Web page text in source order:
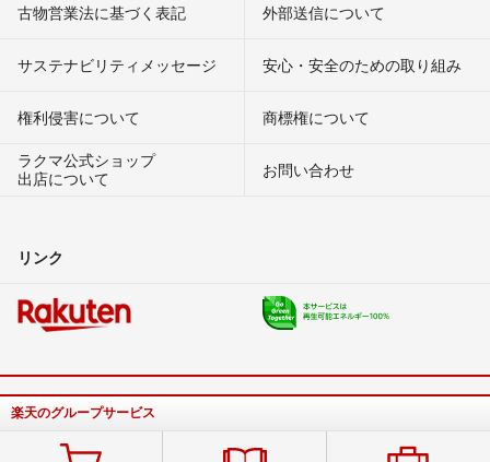
古物営業法に基づく表記 外部送信について
サステナビリティメッセージ 安心・安全のための取り組み
権利侵害について
商標権について
ラクマ公式ショップ
出店について
お問い合わせ
リンク
楽天のグループサービス